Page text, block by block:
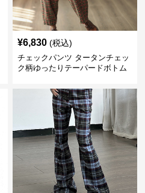
¥6,830 (税込)
チェックパンツ タータンチェッ
ク柄ゆったりテーパードボトム